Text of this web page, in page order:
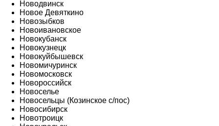
Новодвинск
Новое Девяткино
Новозыбков
Новоивановское
Новокубанск
Новокузнецк
Новокуйбышевск
Новомичуринск
Новомосковск
Новороссийск
Новоселье
Новосельцы (Козинское с/пос)
Новосибирск
Новотроицк